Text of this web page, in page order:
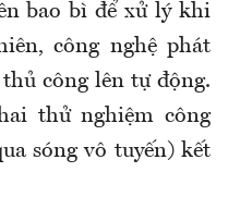
bao bì để xử lý khi
công nghệ phát
công lên tự động.
thử nghiệm công
sóng vô tuyến) kết